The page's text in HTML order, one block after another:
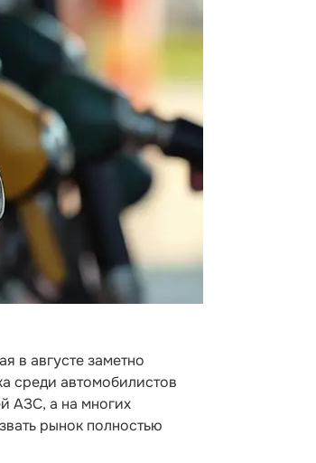
в августе заметно
среди автомобилистов
АЗС, а на многих
рынок полностью